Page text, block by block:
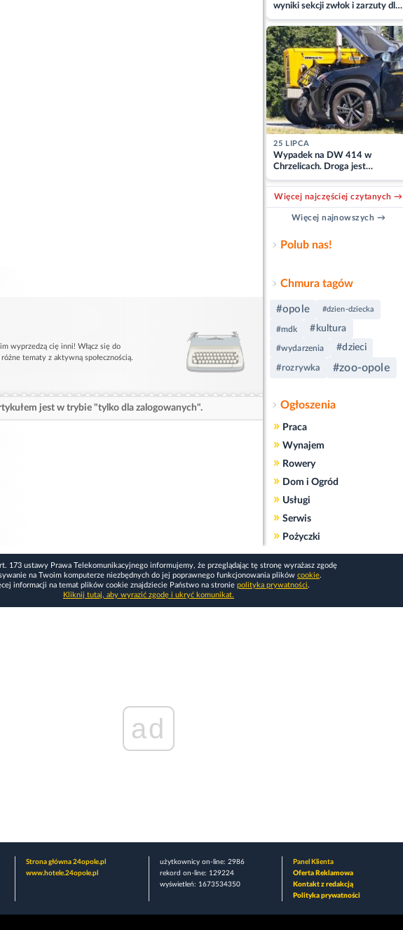
wyprzedzą cię inni! Włącz się do
tematy z aktywną społecznością.
jest w trybie "tylko dla zalogowanych".
wyniki sekcji zwłok i zarzuty dla
matki
25 LIPCA
Wypadek na DW 414 w
Chrzelicach. Droga jest
zablokowana
Więcej najczęściej czytanych →
Więcej najnowszych →
Polub nas!
Chmura tagów
#opole #dzien-dziecka
#mdk #kultura
#wydarzenia #dzieci
#rozrywka #zoo-opole
Ogłoszenia
» Praca
» Wynajem
» Rowery
» Dom i Ogród
» Usługi
» Serwis
» Pożyczki
173 ustawy Prawa Telekomunikacyjnego informujemy, że przeglądając tę stronę wyrażasz zgodę
na Twoim komputerze niezbędnych do jej poprawnego funkcjonowania plików cookie.
informacji na temat plików cookie znajdziecie Państwo na stronie polityka prywatności.
Kliknij tutaj, aby wyrazić zgodę i ukryć komunikat.
ad
Strona główna 24opole.pl
www.hotele.24opole.pl
użytkownicy on-line: 2986
rekord on-line: 129224
wyświetleń: 1673534350
Panel Klienta
Oferta Reklamowa
Kontakt z redakcją
Polityka prywatności